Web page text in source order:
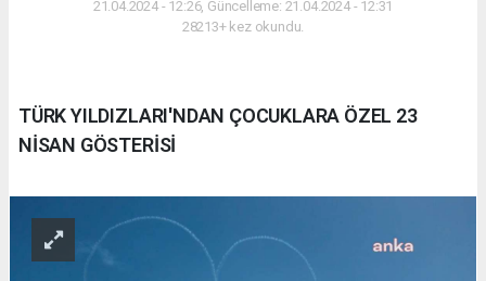
21.04.2024 - 12:26, Güncelleme: 21.04.2024 - 12:31
28213+ kez okundu.
TÜRK YILDIZLARI'NDAN ÇOCUKLARA ÖZEL 23
NİSAN GÖSTERİSİ